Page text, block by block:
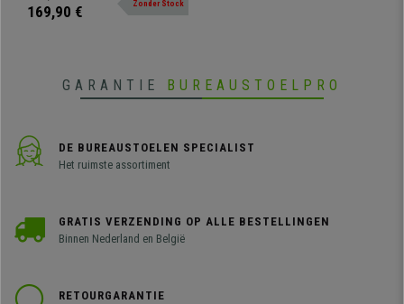
bondgenoot, met een metalen
met leder.
169,90 € Zonder Stock
GARANTIE BUREAUSTOELPRO
DE BUREAUSTOELEN SPECIALIST
Het ruimste assortiment
GRATIS VERZENDING OP ALLE BESTELLINGEN
Binnen Nederland en België
RETOURGARANTIE